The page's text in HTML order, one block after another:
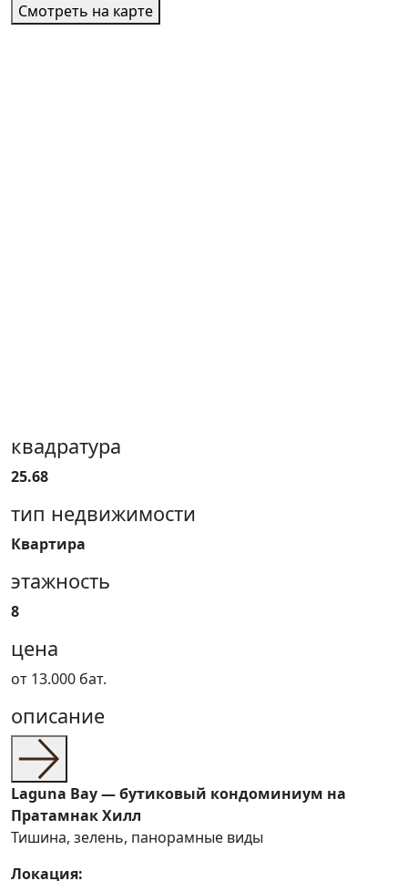
Смотреть на карте
квадратура
25.68
тип недвижимости
Квартира
этажность
8
цена
от 13.000 бат.
описание
Laguna Bay — бутиковый кондоминиум на
Пратамнак Хилл
Тишина, зелень, панорамные виды
Локация: